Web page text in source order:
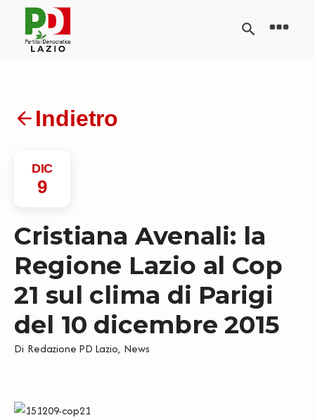
Indietro
DIC
9
Cristiana Avenali: la
Regione Lazio al Cop
21 sul clima di Parigi
del 10 dicembre 2015
Di Redazione PD Lazio, News